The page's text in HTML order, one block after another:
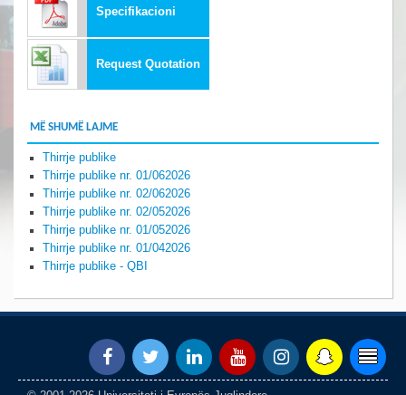
Specifikacioni
Request Quotation
MË SHUMË LAJME
Thirrje publike
Thirrje publike nr. 01/062026
Thirrje publike nr. 02/062026
Thirrje publike nr. 02/052026
Thirrje publike nr. 01/052026
Thirrje publike nr. 01/042026
Thirrje publike - QBI